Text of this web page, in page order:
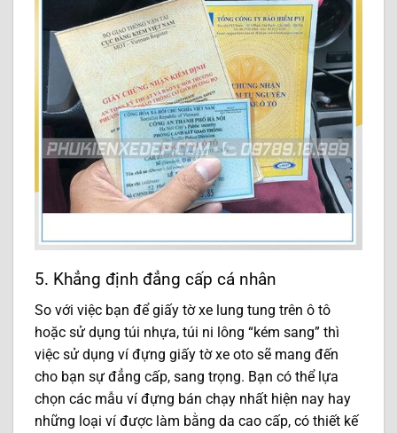
5. Khẳng định đẳng cấp cá nhân
So với việc bạn để giấy tờ xe lung tung trên ô tô
hoặc sử dụng túi nhựa, túi ni lông “kém sang” thì
việc sử dụng ví đựng giấy tờ xe oto sẽ mang đến
cho bạn sự đẳng cấp, sang trọng. Bạn có thể lựa
chọn các mẫu ví đựng bán chạy nhất hiện nay hay
những loại ví được làm bằng da cao cấp, có thiết kế